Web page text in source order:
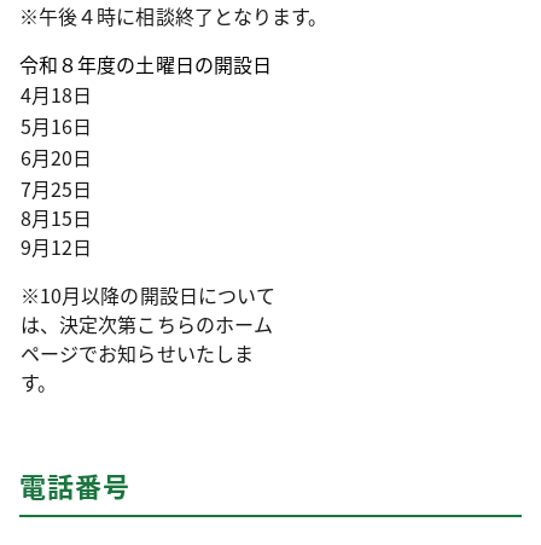
※午後４時に相談終了となります。
令和８年度の土曜日の開設日
4月18日
5月16日
6月20日
7月25日
8月15日
9月12日
※10月以降の開設日について
は、決定次第こちらのホーム
ページでお知らせいたしま
す。
電話番号